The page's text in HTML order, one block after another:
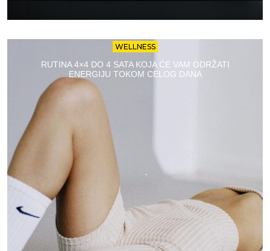
WELLNESS
RUTINA 4×4 DO 4 SATA KOJA ĆE VAM ODRŽATI
ENERGIJU TOKOM CELOG DANA